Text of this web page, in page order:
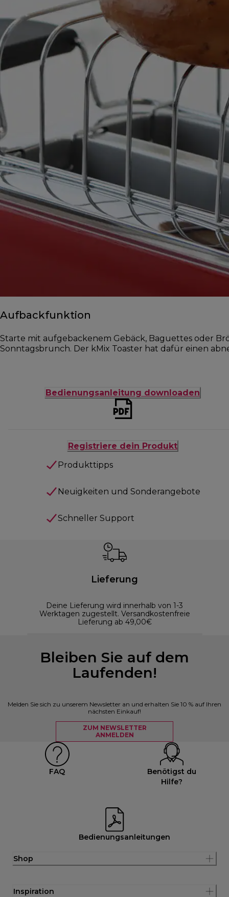
Aufbackfunktion
Starte mit aufgebackenem Gebäck, Baguettes oder
Sonntagsbrunch. Der kMix Toaster hat dafür einen
Bedienungsanleitung downloaden
Registriere dein Produkt
Produkttipps
Neuigkeiten und Sonderangebote
Schneller Support
Lieferung
Deine Lieferung wird innerhalb von 1-3
Werktagen zugestellt. Versandkostenfreie
Lieferung ab 49,00€
Bleiben Sie auf dem
Laufenden!
Melden Sie sich zu unserem Newsletter an und erhalten Sie 10 % auf Ihren
nächsten Einkauf!
ZUM NEWSLETTER
ANMELDEN
FAQ
Benötigst du
Hilfe?
Bedienungsanleitungen
Shop
Inspiration